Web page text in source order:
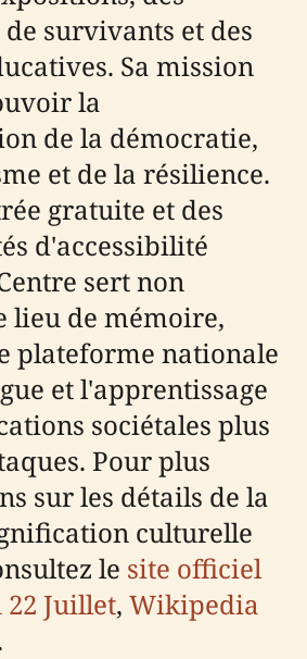
survivants et des
Sa mission
la
de la démocratie,
et de la résilience.
gratuite et des
d'accessibilité
sert non
lieu de mémoire,
plateforme nationale
et l'apprentissage
sociétales plus
Pour plus
sur les détails de la
culturelle
le site officiel
Juillet, Wikipedia